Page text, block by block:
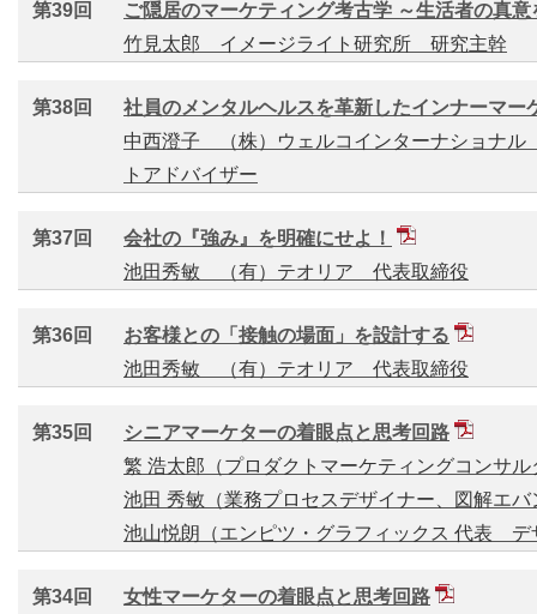
第39回
ご隠居のマーケティング考古学 ～生活者の真
竹見太郎 イメージライト研究所 研究主幹
第38回
社員のメンタルヘルスを革新したインナーマー
中西澄子 （株）ウェルコインターナショナ
トアドバイザー
第37回
会社の『強み』を明確にせよ！
池田秀敏 （有）テオリア 代表取締役
第36回
お客様との「接触の場面」を設計する
池田秀敏 （有）テオリア 代表取締役
第35回
シニアマーケターの着眼点と思考回路
繁 浩太郎（プロダクトマーケティングコンサル
池田 秀敏（業務プロセスデザイナー、図解エ
池山悦朗（エンピツ・グラフィックス 代表 デ
第34回
女性マーケターの着眼点と思考回路